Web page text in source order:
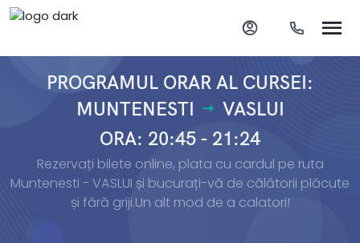
PROGRAMUL ORAR AL CURSEI:
MUNTENESTI
VASLUI
ORA: 20:45 - 21:24
Rezervați bilete online, plata cu cardul pe ruta
Muntenesti - VASLUI și bucurați-vă de călătorii plăcute
și fără griji.Un alt mod de a calatori!